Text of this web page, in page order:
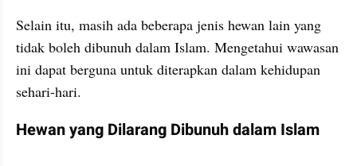
Selain itu, masih ada beberapa jenis hewan lain yang
tidak boleh dibunuh dalam Islam. Mengetahui wawasan
ini dapat berguna untuk diterapkan dalam kehidupan
sehari-hari.
Hewan yang Dilarang Dibunuh dalam Islam